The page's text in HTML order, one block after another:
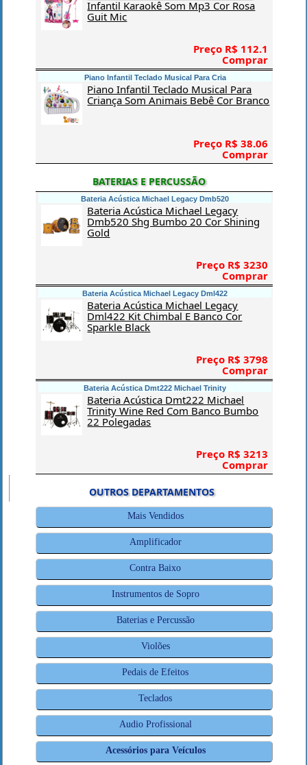
Infantil Karaokê Som Mp3 Cor Rosa
Guit Mic
Preço R$ 112.1
Comprar
Piano Infantil Teclado Musical Para Cria
Piano Infantil Teclado Musical Para
Criança Som Animais Bebê Cor Branco
Preço R$ 38.06
Comprar
BATERIAS E PERCUSSÃO
Bateria Acústica Michael Legacy Dmb520
Bateria Acústica Michael Legacy
Dmb520 Shg Bumbo 20 Cor Shining
Gold
Preço R$ 3230
Comprar
Bateria Acústica Michael Legacy Dml422
Bateria Acústica Michael Legacy
Dml422 Kit Chimbal E Banco Cor
Sparkle Black
Preço R$ 3798
Comprar
Bateria Acústica Dmt222 Michael Trinity
Bateria Acústica Dmt222 Michael
Trinity Wine Red Com Banco Bumbo
22 Polegadas
Preço R$ 3213
Comprar
OUTROS DEPARTAMENTOS
Mais Vendidos
Amplificador
Contra Baixo
Instrumentos de Sopro
Baterias e Percussão
Violões
Pedais de Efeitos
Teclados
Audio Profissional
Acessórios para Veículos